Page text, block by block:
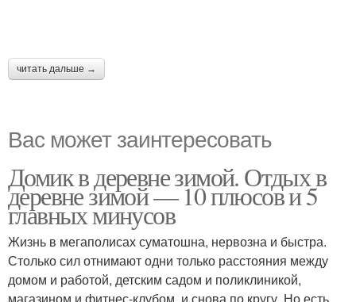
читать дальше →
Вас может заинтересовать
Домик в деревне зимой. Отдых в
деревне зимой — 10 плюсов и 5
главных минусов
Жизнь в мегаполисах суматошна, нервозна и быстра.
Столько сил отнимают одни только расстояния между
домом и работой, детским садом и поликлиникой,
магазином и фитнес-клубом, и снова по кругу. Но есть